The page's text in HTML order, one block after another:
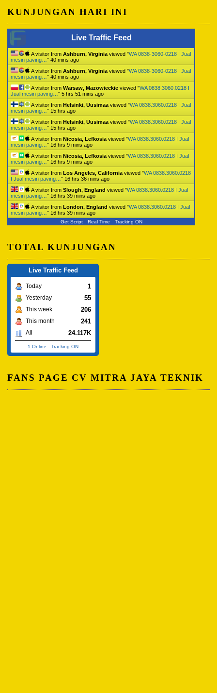
KUNJUNGAN HARI INI
Live Traffic Feed
A visitor from Ashburn, Virginia viewed "WA 0838-3060-0218 I Jual
mesin paving… " 40 mins ago
A visitor from Ashburn, Virginia viewed "WA 0838-3060-0218 I Jual
mesin paving… " 40 mins ago
A visitor from Warsaw, Mazowieckie viewed "WA 0838.3060.0218 I
Jual mesin paving… " 5 hrs 51 mins ago
A visitor from Helsinki, Uusimaa viewed "WA 0838.3060.0218 I Jual
mesin paving… " 15 hrs ago
A visitor from Helsinki, Uusimaa viewed "WA 0838.3060.0218 I Jual
mesin paving… " 15 hrs ago
A visitor from Nicosia, Lefkosia viewed "WA 0838.3060.0218 I Jual
mesin paving… " 16 hrs 9 mins ago
A visitor from Nicosia, Lefkosia viewed "WA 0838.3060.0218 I Jual
mesin paving… " 16 hrs 9 mins ago
A visitor from Los Angeles, California viewed "WA 0838.3060.0218
I Jual mesin paving… " 16 hrs 36 mins ago
A visitor from Slough, England viewed "WA 0838.3060.0218 I Jual
mesin paving… " 16 hrs 39 mins ago
A visitor from London, England viewed "WA 0838.3060.0218 I Jual
mesin paving… " 16 hrs 39 mins ago
Get Script Real Time Tracking ON
TOTAL KUNJUNGAN
Live Traffic Feed
Today 1
Yesterday 55
This week 206
This month 241
All 24.117K
1 Online - Tracking ON
FANS PAGE CV MITRA JAYA TEKNIK